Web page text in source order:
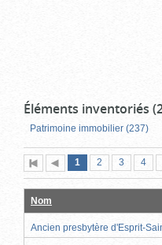
Éléments inventoriés
Patrimoine immobilier (237)
Première
page
Page
précédente
Page
1 (page
actuelle)
Page
2 Page
3 4
Nom
Ancien presbytère d'Esprit-